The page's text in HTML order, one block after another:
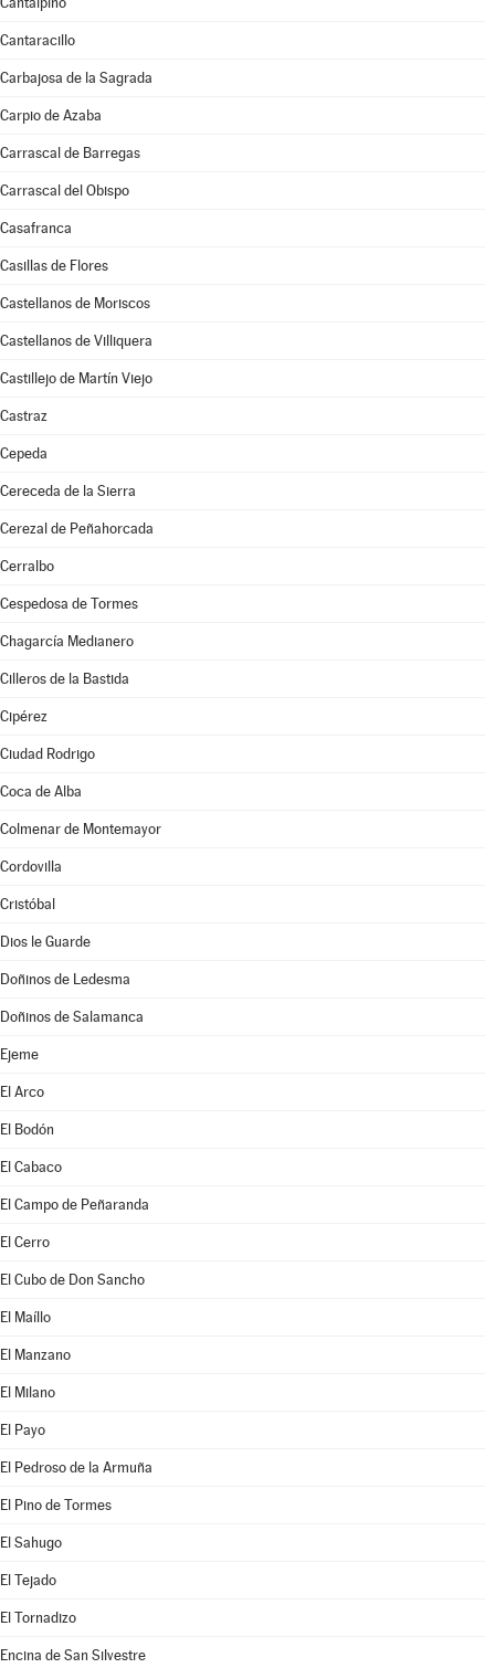
Cantaracillo
Carbajosa de la Sagrada
Carpio de Azaba
Carrascal de Barregas
Carrascal del Obispo
Casafranca
Casillas de Flores
Castellanos de Moriscos
Castellanos de Villiquera
Castillejo de Martín Viejo
Castraz
Cepeda
Cereceda de la Sierra
Cerezal de Peñahorcada
Cerralbo
Cespedosa de Tormes
Chagarcía Medianero
Cilleros de la Bastida
Cipérez
Ciudad Rodrigo
Coca de Alba
Colmenar de Montemayor
Cordovilla
Cristóbal
Dios le Guarde
Doñinos de Ledesma
Doñinos de Salamanca
Ejeme
El Arco
El Bodón
El Cabaco
El Campo de Peñaranda
El Cerro
El Cubo de Don Sancho
El Maíllo
El Manzano
El Milano
El Payo
El Pedroso de la Armuña
El Pino de Tormes
El Sahugo
El Tejado
El Tornadizo
Encina de San Silvestre